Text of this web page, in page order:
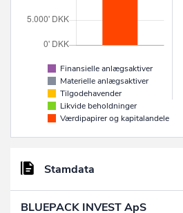
Finansielle anlægsaktiver
Materielle anlægsaktiver
Tilgodehavender
Likvide beholdninger
Værdipapirer og kapitalandele
Stamdata
BLUEPACK INVEST ApS